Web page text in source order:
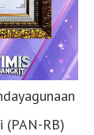
(PAN-RB)